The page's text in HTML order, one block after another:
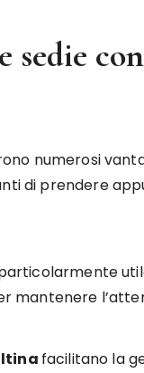
sedie
numerosi
di prendere
mantenere
facilitano la